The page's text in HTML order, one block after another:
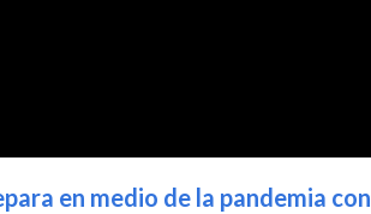
en medio de la pandemia con